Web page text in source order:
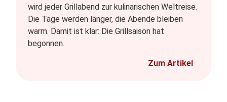
wird jeder Grillabend zur kulinarischen Weltreise.
Die Tage werden länger, die Abende bleiben
warm. Damit ist klar: Die Grillsaison hat
begonnen.
Zum Artikel